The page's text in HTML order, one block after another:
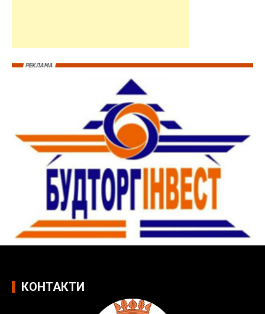
КОНТАКТИ